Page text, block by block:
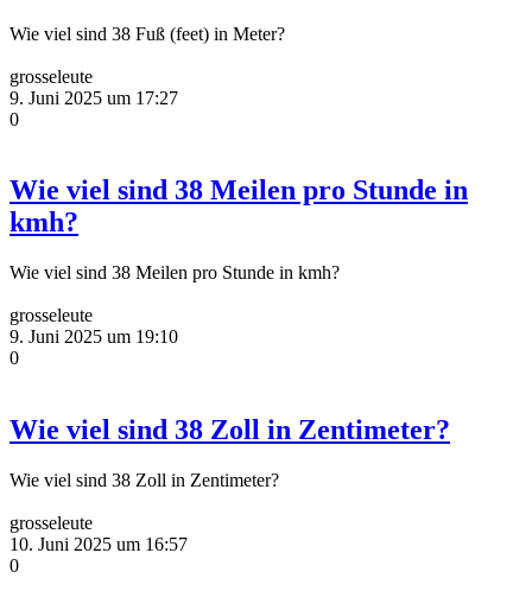
Wie viel sind 38 Fuß (feet) in Meter?
grosseleute
9. Juni 2025 um 17:27
0
Wie viel sind 38 Meilen pro Stunde in
kmh?
Wie viel sind 38 Meilen pro Stunde in kmh?
grosseleute
9. Juni 2025 um 19:10
0
Wie viel sind 38 Zoll in Zentimeter?
Wie viel sind 38 Zoll in Zentimeter?
grosseleute
10. Juni 2025 um 16:57
0